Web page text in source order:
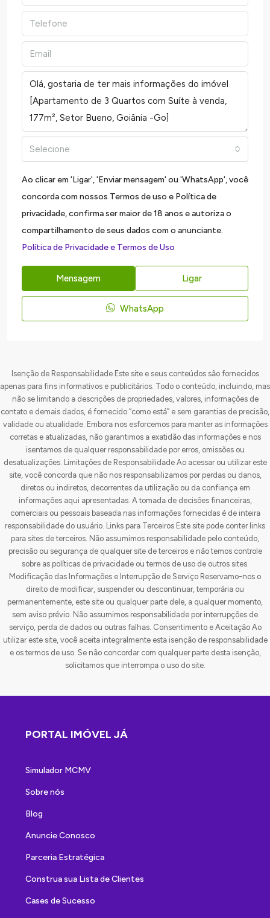
Selecione
Ao clicar em 'Ligar', 'Enviar mensagem' ou 'WhatsApp', você
concorda com nossos Termos de uso e Política de
privacidade, confirma ser maior de 18 anos e autoriza o
compartilhamento de seus dados com o anunciante.
Política de Privacidade e Termos de Uso
Mensagem Ligar
WhatsApp
Isenção de Responsabilidade Este site e seus conteúdos são fornecidos
apenas para fins informativos e publicitários. Todo o conteúdo, incluindo, mas
não se limitando a descrições de propriedades, valores, informações de
contato e demais dados, é fornecido “como está” e sem garantias de precisão,
validade ou atualidade. Embora nos esforcemos para manter as informações
corretas e atualizadas, não garantimos a exatidão das informações e nos
isentamos de qualquer responsabilidade por erros, omissões ou
desatualizações. Limitações de Responsabilidade Ao acessar ou utilizar este
site, você concorda que não nos responsabilizamos por perdas ou danos,
diretos ou indiretos, decorrentes da utilização ou da confiança em
informações aqui apresentadas. A tomada de decisões financeiras,
comerciais ou pessoais baseada nas informações fornecidas é de inteira
responsabilidade do usuário. Links para Terceiros Este site pode conter links
para sites de terceiros. Não assumimos responsabilidade pelo conteúdo,
precisão ou segurança de qualquer site de terceiros e não temos controle
sobre as políticas de privacidade ou termos de uso de outros sites.
Modificação das Informações e Interrupção de Serviço Reservamo-nos o
direito de modificar, suspender ou descontinuar, temporária ou
permanentemente, este site ou qualquer parte dele, a qualquer momento,
sem aviso prévio. Não assumimos responsabilidade por interrupções de
serviço, perda de dados ou outras falhas. Consentimento e Aceitação Ao
utilizar este site, você aceita integralmente esta isenção de responsabilidade
e os termos de uso. Se não concordar com qualquer parte desta isenção,
solicitamos que interrompa o uso do site.
PORTAL IMÓVEL JÁ
Simulador MCMV
Sobre nós
Blog
Anuncie Conosco
Parceria Estratégica
Construa sua Lista de Clientes
Cases de Sucesso